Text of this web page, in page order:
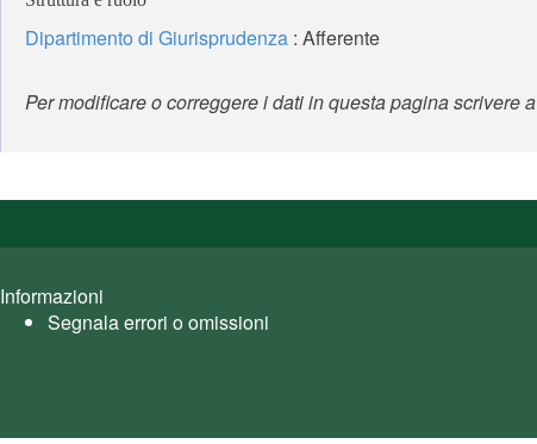
Dipartimento di Giurisprudenza: Afferente
Per modificare o correggere i dati in questa pagina scrivere a
Informazioni
Segnala errori o omissioni